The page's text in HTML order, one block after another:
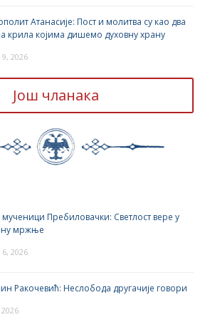
Атанасије: Пост и молитва су као два
крила којима дишемо духовну храну
9, 2026
Још чланака
мученици Пребиловачки: Светлост вере у
мржње
6, 2026
Ракочевић: Неслобода другачије говори
2026